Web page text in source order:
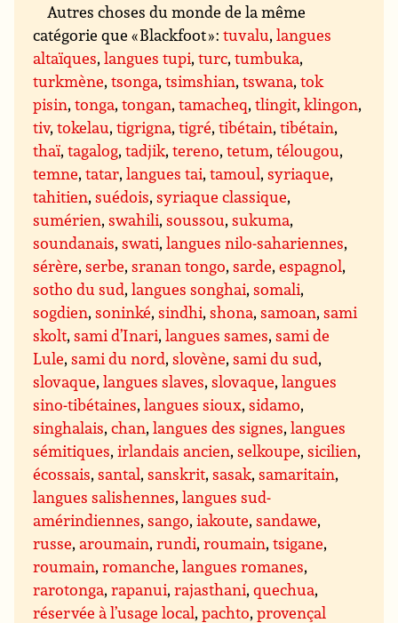
Autres choses du monde de la même
catégorie que « Blackfoot » :tuvalu,langues
altaïques,langues tupi,turc,tumbuka,
turkmène,tsonga,tsimshian,tswana,tok
pisin,tonga,tongan,tamacheq,tlingit,klingon,
tiv,tokelau,tigrigna,tigré,tibétain,tibétain,
thaï,tagalog,tadjik,tereno,tetum,télougou,
temne,tatar,langues tai,tamoul,syriaque,
tahitien,suédois,syriaque classique,
sumérien,swahili,soussou,sukuma,
soundanais,swati,langues nilo-sahariennes,
sérère,serbe,sranan tongo,sarde,espagnol,
sotho du sud,langues songhai,somali,
sogdien,soninké,sindhi,shona,samoan,sami
skolt,sami d’Inari,langues sames,sami de
Lule,sami du nord,slovène,sami du sud,
slovaque,langues slaves,slovaque,langues
sino-tibétaines,langues sioux,sidamo,
singhalais,chan,langues des signes,langues
sémitiques,irlandais ancien,selkoupe,sicilien,
écossais,santal,sanskrit,sasak,samaritain,
langues salishennes,langues sud-
amérindiennes,sango,iakoute,sandawe,
russe,aroumain,rundi,roumain,tsigane,
roumain,romanche,langues romanes,
rarotonga,rapanui,rajasthani,quechua,
réservée à l’usage local,pachto,provençal